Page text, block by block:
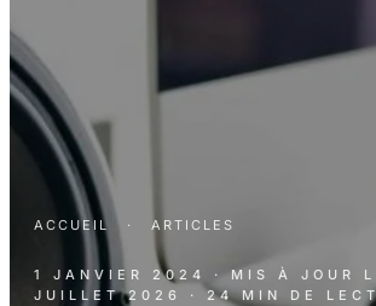
ACCUEIL · ARTICLES
1 JANVIER 2024 · MIS À JOUR
JUILLET 2026
· 24 MIN DE